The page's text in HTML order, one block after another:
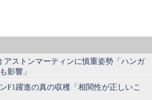
アストンマーティンに慎重姿勢「ハンガ
影響」
F1躍進の真の収穫「相関性が正しいこ